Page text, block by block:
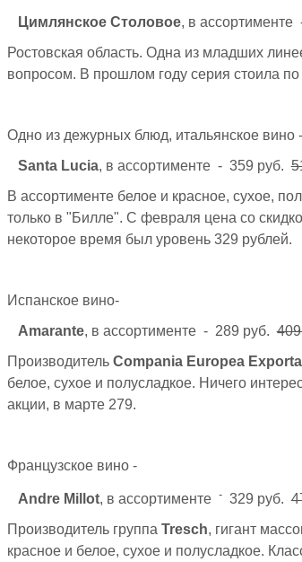
Цимлянское Столовое, в
Ростовская область. Одна из младших
вопросом. В прошлом году серия стоила
Одно из дежурных блюд, итальянское вино -
Santa Lucia, в ассортименте - 359 руб.
В ассортименте белое и красное, сухое,
только в "Билле". С февраля цена со
некоторое время был уровень 329 рублей.
Испанское вино-
Amarante, в ассортименте - 289 руб.
Производитель Compania Europea
белое, сухое и полусладкое. Ничего
акции, в марте 279.
Французское вино -
Andre Millot, в ассортименте - 329 руб.
Производитель группа Tresch, гигант
красное и белое, сухое и полусладкое.